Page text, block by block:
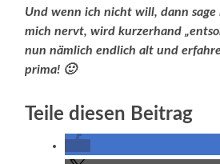
Und wenn ich nicht will, dann sage
mich nervt, wird kurzerhand
nun nämlich endlich alt und
prima! 🙂
Teile diesen Beitrag